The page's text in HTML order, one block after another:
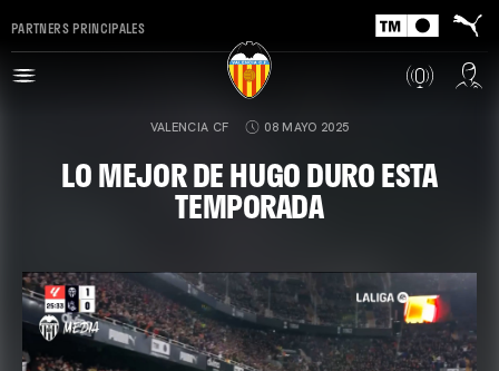
PARTNERS PRINCIPALES
VALENCIA CF 08 MAYO 2025
LO MEJOR DE HUGO DURO ESTA
TEMPORADA